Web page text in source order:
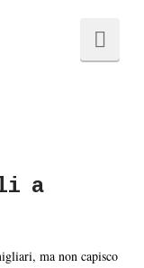
a
ma non capisco